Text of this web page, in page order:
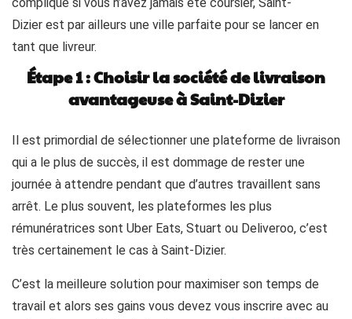
Dizier est par ailleurs une ville parfaite pour se lancer en
tant que livreur.
Étape 1 : Choisir la société de livraison
avantageuse à Saint-Dizier
Il est primordial de sélectionner une plateforme de livraison
qui a le plus de succès, il est dommage de rester une
journée à attendre pendant que d’autres travaillent sans
arrêt. Le plus souvent, les plateformes les plus
rémunératrices sont Uber Eats, Stuart ou Deliveroo, c’est
très certainement le cas à Saint-Dizier.
C’est la meilleure solution pour maximiser son temps de
travail et alors ses gains vous devez vous inscrire avec au